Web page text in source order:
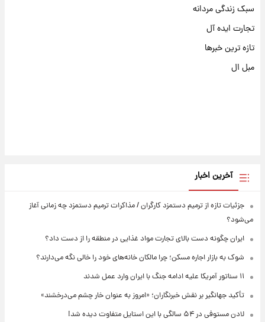
سبک زندگی مردانه
تجارت ایده آل
تازه ترین خبرها
مبل ال
آخرین اخبار
جزئیات تازه از ترمیم دستمزد کارگران / مذاکرات ترمیم دستمزد چه زمانی آغاز
می‌شود؟
ایران چگونه دست بالای تجارت مواد غذایی در منطقه را از دست داد؟
شوک به بازار اجاره مسکن؛ چرا مالکان خانه‌های خود را خالی نگه می‌دارند؟
۱۱ سناتور آمریکا علیه ادامه جنگ با ایران وارد عمل شدند
تأکید جهانگیر بر نقش خبرنگاران؛ «امروز به عنوان خار چشم می‌درخشند»
لادن مستوفی در ۵۴ سالگی با این استایل متفاوت دیده شد!